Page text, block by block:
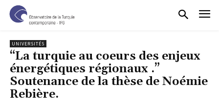
UNIVERSITÉS
“La turquie au coeurs des enjeux
énergétiques régionaux .”
Soutenance de la thèse de Noémie
Rebière.